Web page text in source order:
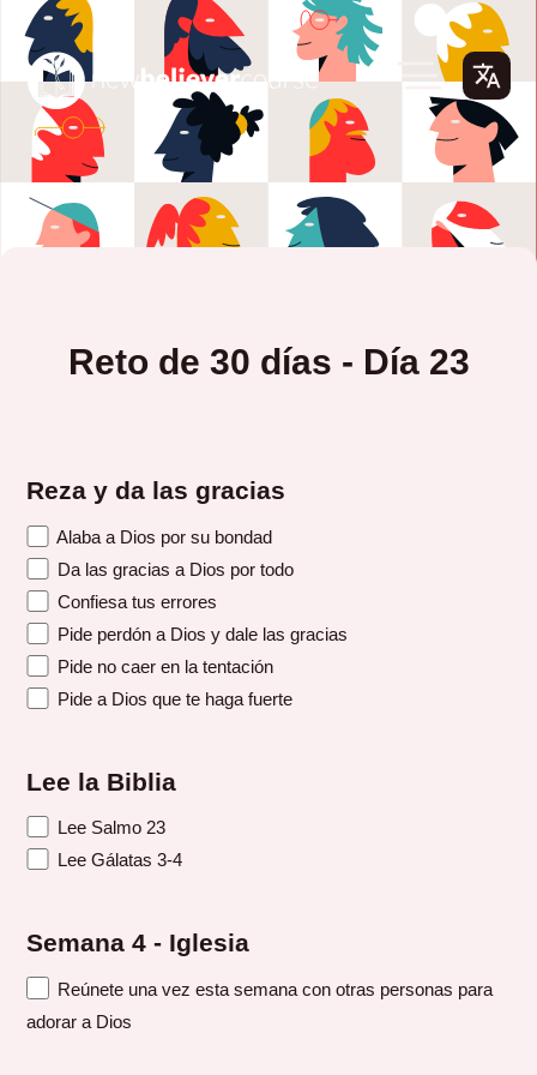
Reto de 30 días - Día 23
Reza y da las gracias
Alaba a Dios por su bondad
Da las gracias a Dios por todo
Confiesa tus errores
Pide perdón a Dios y dale las gracias
Pide no caer en la tentación
Pide a Dios que te haga fuerte
Lee la Biblia
Lee Salmo 23
Lee Gálatas 3-4
Semana 4 - Iglesia
Reúnete una vez esta semana con otras personas para
adorar a Dios